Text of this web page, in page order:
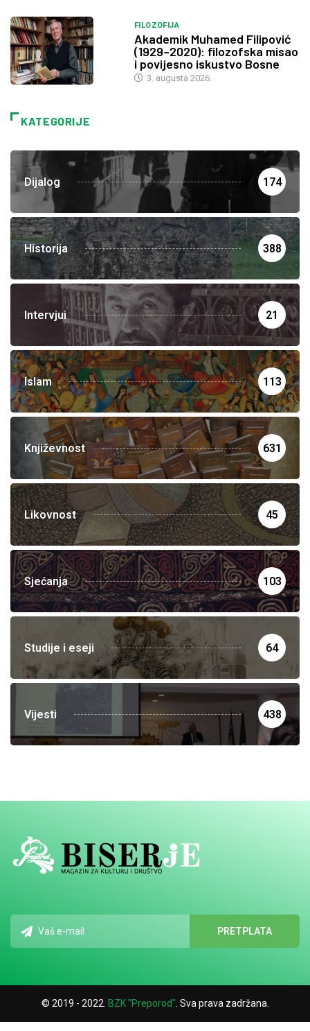
FILOZOFIJA
Akademik Muhamed Filipović
(1929–2020): filozofska misao
i povijesno iskustvo Bosne
3. augusta 2026.
KATEGORIJE
Dijalog 174
Historija 388
Intervjui 21
Islam 113
Književnost 631
Likovnost 45
Sjećanja 103
Studije i eseji 64
Vijesti 438
© 2019 - 2022. BZK "Preporod" . Sva prava zadržana.